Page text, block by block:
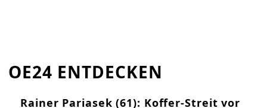
OE24 ENTDECKEN
Rainer Pariasek (61): Koffer-Streit vor